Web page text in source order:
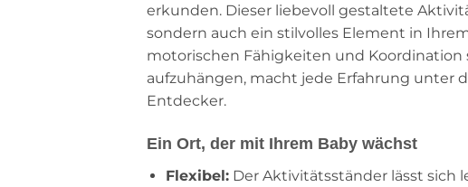
erkunden. Dieser liebevoll gestaltete
sondern auch ein stilvolles Element in
motorischen Fähigkeiten und
aufzuhängen, macht jede Erfahrung unter
Entdecker.
Ein Ort, der mit Ihrem Baby wächst
Flexibel:Der Aktivitätsständer lässt sich